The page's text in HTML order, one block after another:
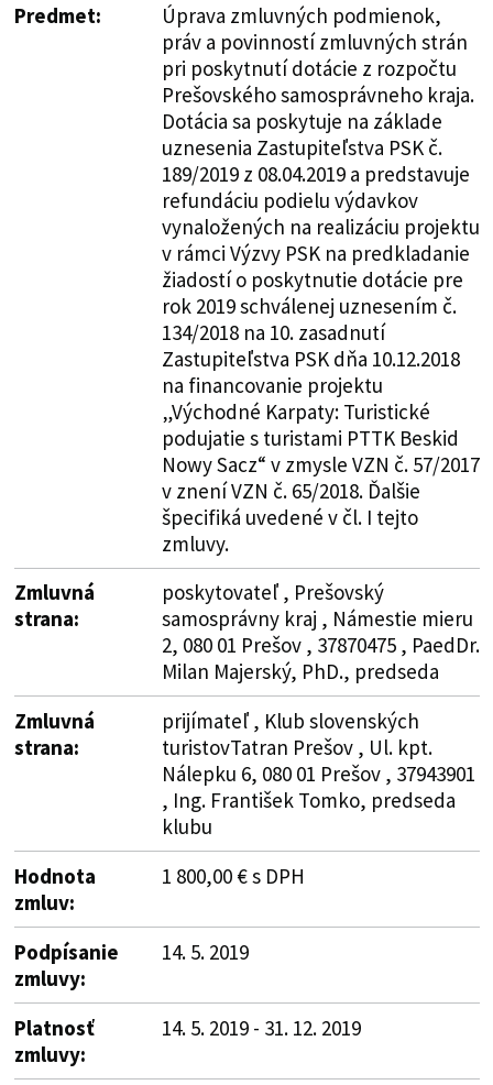
Predmet:
Úprava zmluvných podmienok,
práv a povinností zmluvných strán
pri poskytnutí dotácie z rozpočtu
Prešovského samosprávneho kraja.
Dotácia sa poskytuje na základe
uznesenia Zastupiteľstva PSK č.
189/2019 z 08.04.2019 a predstavuje
refundáciu podielu výdavkov
vynaložených na realizáciu projektu
v rámci Výzvy PSK na predkladanie
žiadostí o poskytnutie dotácie pre
rok 2019 schválenej uznesením č.
134/2018 na 10. zasadnutí
Zastupiteľstva PSK dňa 10.12.2018
na financovanie projektu
„Východné Karpaty: Turistické
podujatie s turistami PTTK Beskid
Nowy Sacz“ v zmysle VZN č. 57/2017
v znení VZN č. 65/2018. Ďalšie
špecifiká uvedené v čl. I tejto
zmluvy.
Zmluvná
strana:
poskytovateľ , Prešovský
samosprávny kraj , Námestie mieru
2, 080 01 Prešov , 37870475 , PaedDr.
Milan Majerský, PhD., predseda
Zmluvná
strana:
prijímateľ , Klub slovenských
turistovTatran Prešov , Ul. kpt.
Nálepku 6, 080 01 Prešov , 37943901
, Ing. František Tomko, predseda
klubu
Hodnota
zmluv:
1 800,00 € s DPH
Podpísanie
zmluvy:
14. 5. 2019
Platnosť
zmluvy:
14. 5. 2019 - 31. 12. 2019